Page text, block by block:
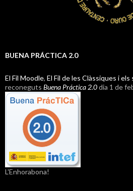
BUENA PRÁCTICA 2.0
El Fil Moodle, El Fil de les Clàssiques i els
reconeguts Buena Práctica 2.0dia 1 de
L'Enhorabona!